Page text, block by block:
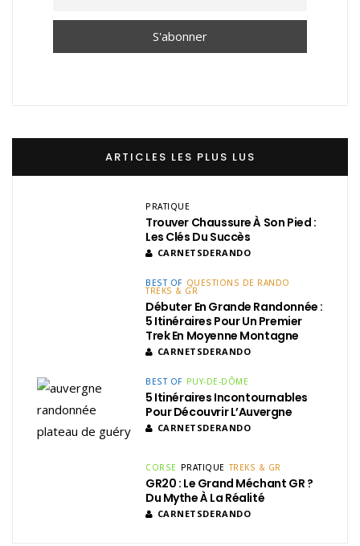
ARTICLES LES PLUS LUS
PRATIQUE
Trouver Chaussure À Son Pied :
Les Clés Du Succès
CARNETSDERANDO
BEST OF QUESTIONS DE RANDO
TREKS & GR
Débuter En Grande Randonnée :
5 Itinéraires Pour Un Premier
Trek En Moyenne Montagne
CARNETSDERANDO
BEST OF PUY-DE-DÔME
5 Itinéraires Incontournables
Pour Découvrir L’Auvergne
CARNETSDERANDO
CORSE PRATIQUE TREKS & GR
GR20 : Le Grand Méchant GR ?
Du Mythe À La Réalité
CARNETSDERANDO